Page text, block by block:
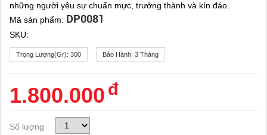
những người yêu sự chuẩn mực, trưởng thành và kín đáo.
Mã sản phẩm: DP0081
SKU:
Trọng Lượng(gr): 300 Bảo Hành: 3 Tháng
1.800.000 đ
Số lượng